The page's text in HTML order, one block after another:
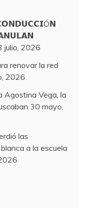
julio, 2026
renovar la red
2026
Agostina Vega, la
30 mayo,
las
a la escuela